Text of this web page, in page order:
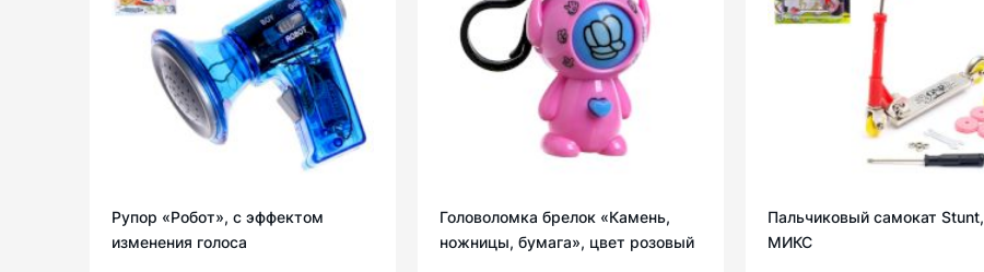
Рупор «Робот», с эффектом
изменения голоса
Головоломка брелок «Камень,
ножницы, бумага», цвет розовый
Пальчиковый самокат Stunt,
МИКС